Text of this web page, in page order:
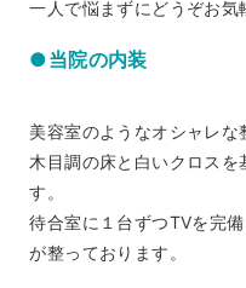
一人で悩まずにどうぞお気
●当院の内装
美容室のようなオシャレな
木目調の床と白いクロスを
す。
待合室に１台ずつTVを完
が整っております。